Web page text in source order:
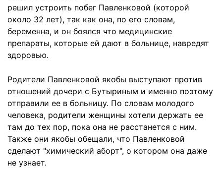
решил устроить побег Павленковой (которой
около 32 лет), так как она, по его словам,
беременна, и он боялся что медицинские
препараты, которые ей дают в больнице, навредят
здоровью.
Родители Павленковой якобы выступают против
отношений дочери с Бутыриным и именно поэтому
отправили ее в больницу. По словам молодого
человека, родители женщины хотели держать ее
там до тех пор, пока она не расстанется с ним.
Также они якобы обещали, что Павленковой
сделают "химический аборт", о котором она даже
не узнает.